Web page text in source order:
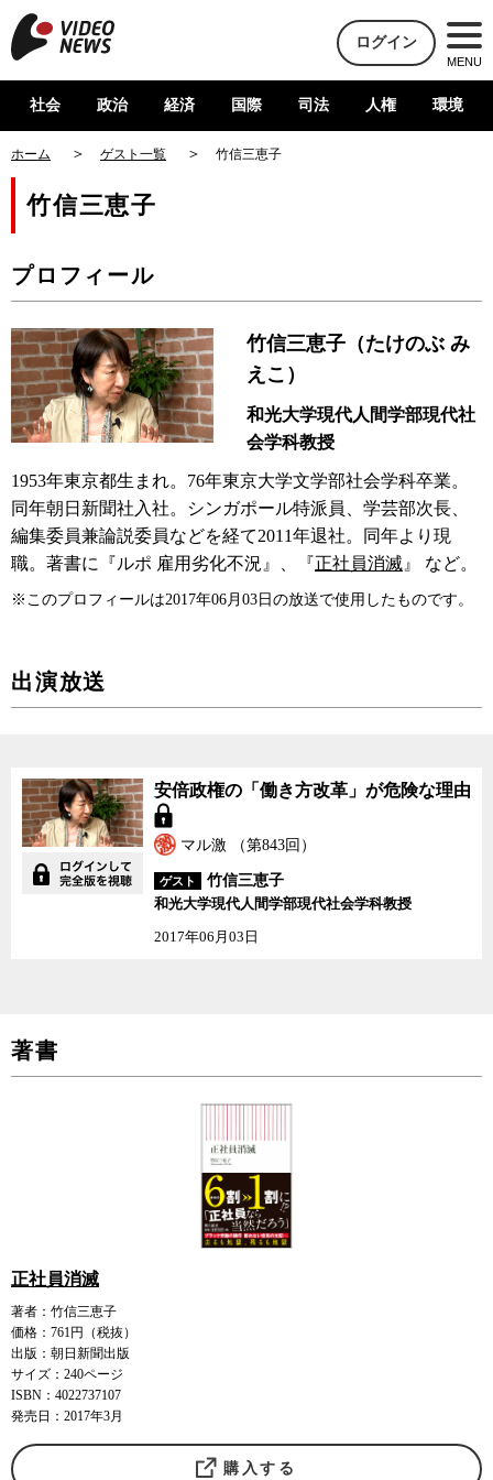
ログイン
MENU
社会 政治 経済 国際 司法 人権 環境
ホーム ゲスト一覧 竹信三恵子
竹信三恵子
プロフィール
竹信三恵子（たけのぶ み
えこ）
和光大学現代人間学部現代社
会学科教授
1953年東京都生まれ。76年東京大学文学部社会学科卒業。
同年朝日新聞社入社。シンガポール特派員、学芸部次長、
編集委員兼論説委員などを経て2011年退社。同年より現
職。著書に『ルポ 雇用劣化不況』、『正社員消滅 』 など。
※このプロフィールは2017年06月03日の放送で使用したものです。
出演放送
安倍政権の「働き方改革」が危険な理由
マル激 （第843回）
ゲスト
竹信三恵子
和光大学現代人間学部現代社会学科教授
2017年06月03日
著書
正社員消滅
著者：竹信三恵子
価格：761円（税抜）
出版：朝日新聞出版
サイズ：240ページ
ISBN：4022737107
発売日：2017年3月
購入する